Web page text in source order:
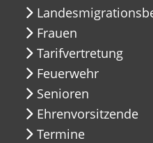
Frauen
Tarifvertretung
Feuerwehr
Senioren
Ehrenvorsitzende
Termine